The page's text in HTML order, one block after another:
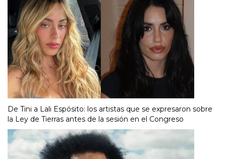
De Tini a Lali Espósito: los artistas que se expresaron sobre
la Ley de Tierras antes de la sesión en el Congreso